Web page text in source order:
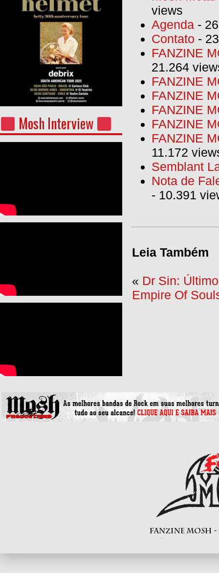
Mosh Interview
views
Agenda -
Contato -
FANZINE
21.264
FANZINE
FANZINE
FANZINE
FANZINE
FANZINE
11.172
Semblant
Nota de
- 10.391
Leia Também
« Dr Sin:
Empire Of